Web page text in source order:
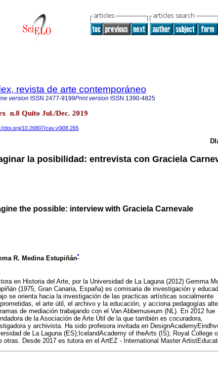
revista de arte contemporáneo
version ISSN 2477-9199Print version ISSN 1390-4825
n.8 Quito Jul./Dec. 2019
doi.org/10.26807/cav.v0i08.265
la posibilidad: entrevista con Graciela
the possible: interview with Graciela Carnevale
R. Medina Estupiñán*
en Historia del Arte, por la Universidad de La Laguna (2012) Gemma
(1975, Gran Canaria, España) es comisaria de investigación y
se orienta hacia la investigación de las practicas artísticas socialmente
el arte útil, el archivo y la educación, y acciona pedagogías
de mediación trabajando con el Van Abbemuseum (NL). En 2012 fue
de la Asociación de Arte Útil de la que también es cocuradora,
y archivista. Ha sido profesora invitada en
de La Laguna (ES);IcelandAcademy of theArts (IS); Royal College
otras. Desde 2017 es tutora en el ArtEZ - International Master